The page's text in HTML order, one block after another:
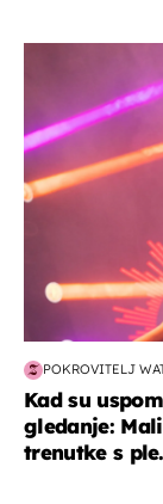
POKROVITELJ
Kad su
gledanje:
trenutke s